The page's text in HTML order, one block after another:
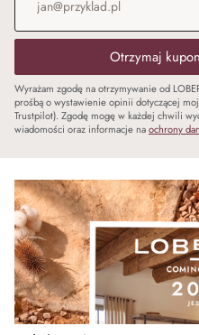
Otrzymaj
Wyrażam zgodę na otrzymywanie od
prośbą o wystawienie opinii dotyczącej
Trustpilot). Zgodę mogę w każdej chwili
wiadomości oraz informacje naochrony